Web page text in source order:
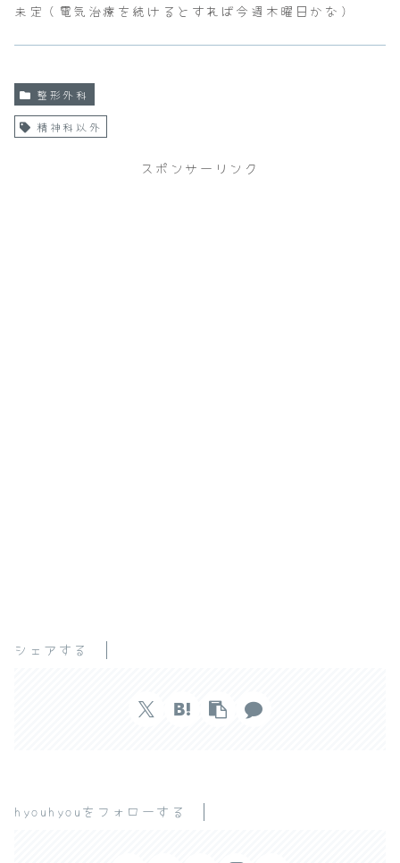
未定（電気治療を続けるとすれば今週木曜日かな）
整形外科
精神科以外
スポンサーリンク
シェアする
hyouhyouをフォローする